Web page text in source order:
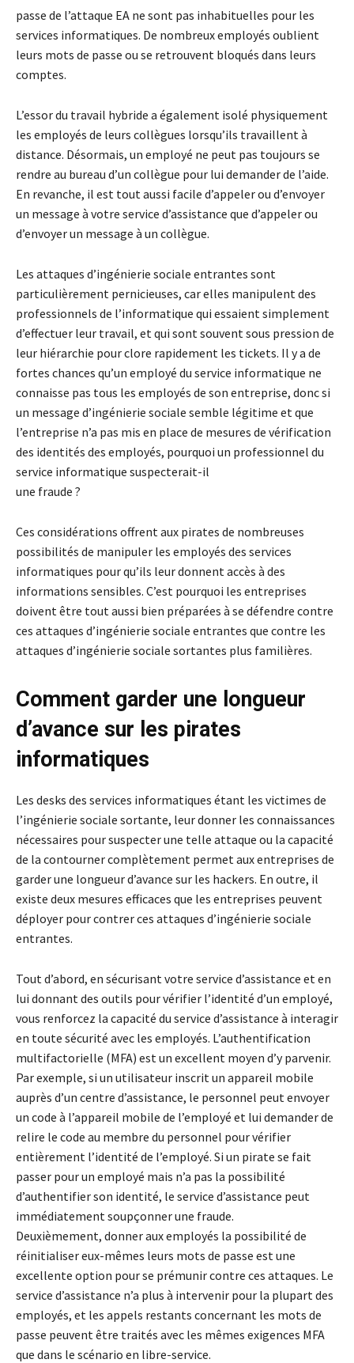
passe de l’attaque EA ne sont pas inhabituelles pour les
services informatiques. De nombreux employés oublient
leurs mots de passe ou se retrouvent bloqués dans leurs
comptes.
L’essor du travail hybride a également isolé physiquement
les employés de leurs collègues lorsqu’ils travaillent à
distance. Désormais, un employé ne peut pas toujours se
rendre au bureau d’un collègue pour lui demander de l’aide.
En revanche, il est tout aussi facile d’appeler ou d’envoyer
un message à votre service d’assistance que d’appeler ou
d’envoyer un message à un collègue.
Les attaques d’ingénierie sociale entrantes sont
particulièrement pernicieuses, car elles manipulent des
professionnels de l’informatique qui essaient simplement
d’effectuer leur travail, et qui sont souvent sous pression de
leur hiérarchie pour clore rapidement les tickets. Il y a de
fortes chances qu’un employé du service informatique ne
connaisse pas tous les employés de son entreprise, donc si
un message d’ingénierie sociale semble légitime et que
l’entreprise n’a pas mis en place de mesures de vérification
des identités des employés, pourquoi un professionnel du
service informatique suspecterait-il
une fraude ?
Ces considérations offrent aux pirates de nombreuses
possibilités de manipuler les employés des services
informatiques pour qu’ils leur donnent accès à des
informations sensibles. C’est pourquoi les entreprises
doivent être tout aussi bien préparées à se défendre contre
ces attaques d’ingénierie sociale entrantes que contre les
attaques d’ingénierie sociale sortantes plus familières.
Comment garder une longueur
d’avance sur les pirates
informatiques
Les desks des services informatiques étant les victimes de
l’ingénierie sociale sortante, leur donner les connaissances
nécessaires pour suspecter une telle attaque ou la capacité
de la contourner complètement permet aux entreprises de
garder une longueur d’avance sur les hackers. En outre, il
existe deux mesures efficaces que les entreprises peuvent
déployer pour contrer ces attaques d’ingénierie sociale
entrantes.
Tout d’abord, en sécurisant votre service d’assistance et en
lui donnant des outils pour vérifier l’identité d’un employé,
vous renforcez la capacité du service d’assistance à interagir
en toute sécurité avec les employés. L’authentification
multifactorielle (MFA) est un excellent moyen d’y parvenir.
Par exemple, si un utilisateur inscrit un appareil mobile
auprès d’un centre d’assistance, le personnel peut envoyer
un code à l’appareil mobile de l’employé et lui demander de
relire le code au membre du personnel pour vérifier
entièrement l’identité de l’employé. Si un pirate se fait
passer pour un employé mais n’a pas la possibilité
d’authentifier son identité, le service d’assistance peut
immédiatement soupçonner une fraude.
Deuxièmement, donner aux employés la possibilité de
réinitialiser eux-mêmes leurs mots de passe est une
excellente option pour se prémunir contre ces attaques. Le
service d’assistance n’a plus à intervenir pour la plupart des
employés, et les appels restants concernant les mots de
passe peuvent être traités avec les mêmes exigences MFA
que dans le scénario en libre-service.